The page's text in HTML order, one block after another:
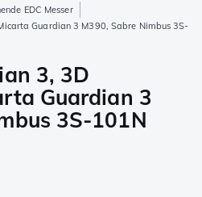
EDC Messer
Guardian 3 M390, Sabre Nimbus 3S-
3, 3D
Guardian 3
3S-101N